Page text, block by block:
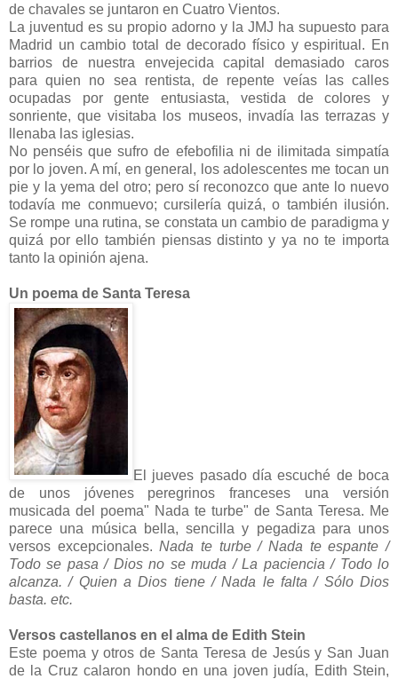
de chavales se juntaron en Cuatro Vientos.
La juventud es su propio adorno y la JMJ ha supuesto para
Madrid un cambio total de decorado físico y espiritual. En
barrios de nuestra envejecida capital demasiado caros
para quien no sea rentista, de repente veías las calles
ocupadas por gente entusiasta, vestida de colores y
sonriente, que visitaba los museos, invadía las terrazas y
llenaba las iglesias.
No penséis que sufro de efebofilia ni de ilimitada simpatía
por lo joven. A mí, en general, los adolescentes me tocan un
pie y la yema del otro; pero sí reconozco que ante lo nuevo
todavía me conmuevo; cursilería quizá, o también ilusión.
Se rompe una rutina, se constata un cambio de paradigma y
quizá por ello también piensas distinto y ya no te importa
tanto la opinión ajena.
Un poema de Santa Teresa
El jueves pasado día escuché de boca
de unos jóvenes peregrinos franceses una versión
musicada del poema" Nada te turbe" de Santa Teresa. Me
parece una música bella, sencilla y pegadiza para unos
versos excepcionales.Nada te turbe / Nada te espante /
Todo se pasa / Dios no se muda / La paciencia / Todo lo
alcanza. / Quien a Dios tiene / Nada le falta / Sólo Dios
basta. etc.
Versos castellanos en el alma de Edith Stein
Este poema y otros de Santa Teresa de Jesús y San Juan
de la Cruz calaron hondo en una joven judía, Edith Stein,